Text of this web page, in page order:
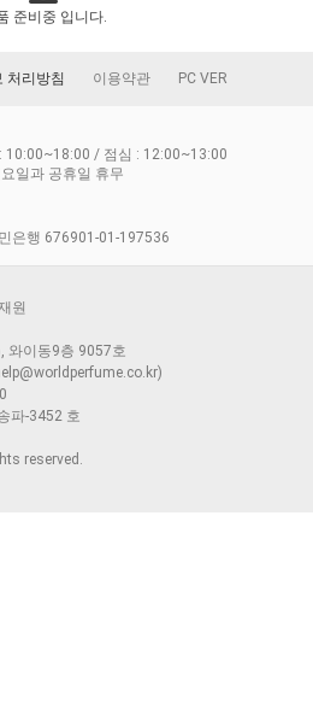
준비중 입니다.
처리방침 이용약관 PC VER
10:00~18:00 / 점심 : 12:00~13:00
일과 공휴일 휴무
은행 676901-01-197536
원
와이동9층 9057호
파-3452 호
reserved.